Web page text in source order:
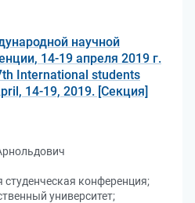
научной
14-19 апреля 2019 г.
International students
14-19, 2019. [Секция]
конференция;
университет;